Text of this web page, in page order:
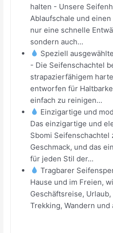
halten - Unsere
Ablaufschale und
nur eine schnelle
sondern auch...
Speziell
- Die Seifenschachtel
strapazierfähigem
entworfen für
einfach zu reinigen...
Einzigartige und
Das einzigartige und
Sbomi Seifenschachtel
Geschmack, und das
für jeden Stil der...
Tragbarer
Hause und im Freien,
Geschäftsreise,
Trekking, Wandern und